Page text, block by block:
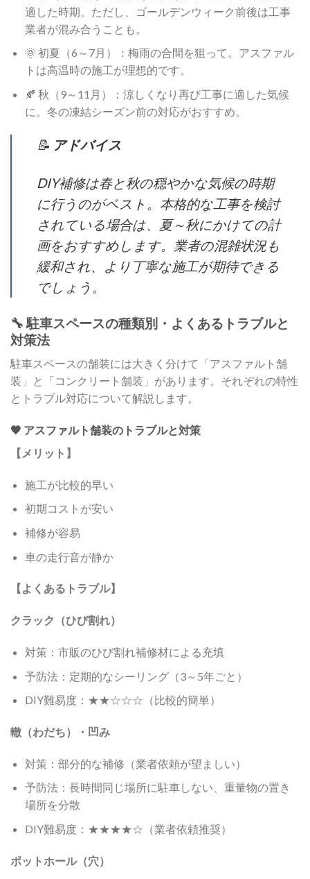
適した時期。ただし、ゴールデンウィーク前後は工事
業者が混み合うことも。
🌞 初夏（6～7月）：梅雨の合間を狙って。アスファル
トは高温時の施工が理想的です。
🍂 秋（9～11月）：涼しくなり再び工事に適した気候
に。冬の凍結シーズン前の対応がおすすめ。
📝 アドバイス
DIY補修は春と秋の穏やかな気候の時期
に行うのがベスト。本格的な工事を検討
されている場合は、夏～秋にかけての計
画をおすすめします。業者の混雑状況も
緩和され、より丁寧な施工が期待できる
でしょう。
🔧 駐車スペースの種類別・よくあるトラブルと
対策法
駐車スペースの舗装には大きく分けて「アスファルト舗
装」と「コンクリート舗装」があります。それぞれの特性
とトラブル対応について解説します。
🖤 アスファルト舗装のトラブルと対策
【メリット】
施工が比較的早い
初期コストが安い
補修が容易
車の走行音が静か
【よくあるトラブル】
クラック（ひび割れ）
対策：市販のひび割れ補修材による充填
予防法：定期的なシーリング（3～5年ごと）
DIY難易度：★★☆☆☆（比較的簡単）
轍（わだち）・凹み
対策：部分的な補修（業者依頼が望ましい）
予防法：長時間同じ場所に駐車しない、重量物の置き
場所を分散
DIY難易度：★★★★☆（業者依頼推奨）
ポットホール（穴）